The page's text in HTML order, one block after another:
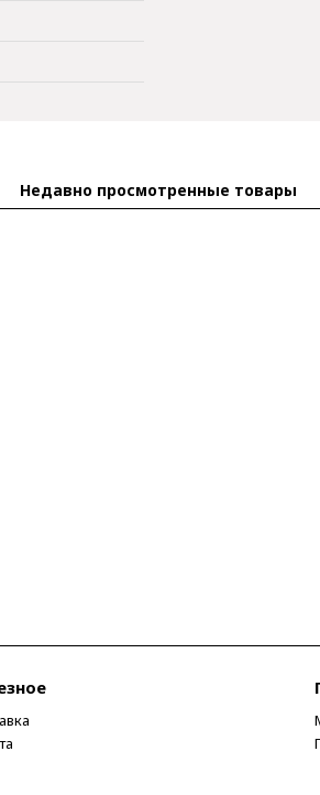
Недавно просмотренные товары